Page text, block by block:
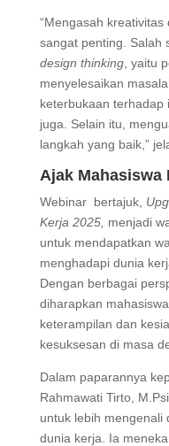
“Mengasah
sangat penting. Salah
design thinking, yaitu
menyelesaikan
keterbukaan terhadap
juga. Selain itu,
langkah yang baik,”
Ajak Mahasiswa
Webinar bertajuk,
Kerja 2025, menjadi
untuk mendapatkan
menghadapi dunia
Dengan berbagai
diharapkan
keterampilan dan
kesuksesan di masa
Dalam paparannya
Rahmawati Tirto,
untuk lebih mengenali
dunia kerja. Ia